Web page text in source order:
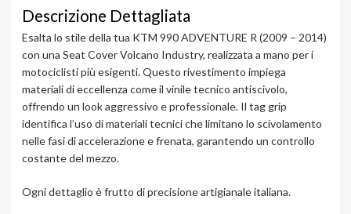
Descrizione Dettagliata
Esalta lo stile della tua KTM 990 ADVENTURE R (2009 – 2014)
con una Seat Cover Volcano Industry, realizzata a mano per i
motociclisti più esigenti. Questo rivestimento impiega
materiali di eccellenza come il vinile tecnico antiscivolo,
offrendo un look aggressivo e professionale. Il tag grip
identifica l’uso di materiali tecnici che limitano lo scivolamento
nelle fasi di accelerazione e frenata, garantendo un controllo
costante del mezzo.
Ogni dettaglio è frutto di precisione artigianale italiana.